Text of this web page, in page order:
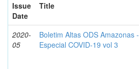
Issue
Date
Title
2020-
05
Boletim Altas ODS Amazonas -
Especial COVID-19 vol 3